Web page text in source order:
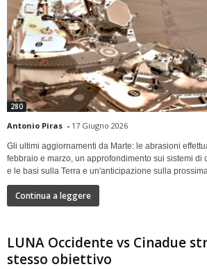
280
Antonio Piras - 17 Giugno 2026
Gli ultimi aggiornamenti da Marte: le abrasioni
febbraio e marzo, un approfondimento sui sistemi di
e le basi sulla Terra e un'anticipazione sulla
Continua a leggere
LUNA Occidente vs Cinadue
stesso obiettivo